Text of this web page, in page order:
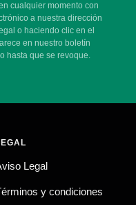
cualquier momento con
a nuestra dirección
o haciendo clic en el
en nuestro boletín
hasta que se revoque.
Legal
y condiciones